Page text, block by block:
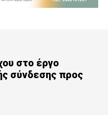
στο έργο
σύνδεσης προς